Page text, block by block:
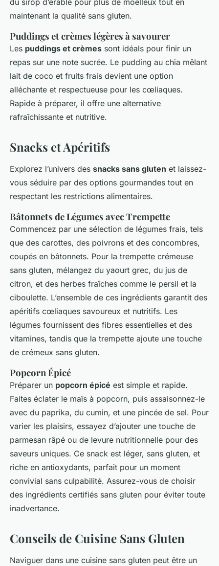
du sirop d’érable pour plus de moelleux tout en
maintenant la qualité sans gluten.
Puddings et crèmes légères à savourer
Les puddings et crèmes sont idéals pour finir un
repas sur une note sucrée. Le pudding au chia mêlant
lait de coco et fruits frais devient une option
alléchante et respectueuse pour les cœliaques.
Rapide à préparer, il offre une alternative
rafraîchissante et nutritive.
Snacks et Apéritifs
Explorez l’univers des snacks sans gluten et laissez-
vous séduire par des options gourmandes tout en
respectant les restrictions alimentaires.
Bâtonnets de Légumes avec Trempette
Commencez par une sélection de légumes frais, tels
que des carottes, des poivrons et des concombres,
coupés en bâtonnets. Pour la trempette crémeuse
sans gluten, mélangez du yaourt grec, du jus de
citron, et des herbes fraîches comme le persil et la
ciboulette. L’ensemble de ces ingrédients garantit des
apéritifs cœliaques savoureux et nutritifs. Les
légumes fournissent des fibres essentielles et des
vitamines, tandis que la trempette ajoute une touche
de crémeux sans gluten.
Popcorn Épicé
Préparer un popcorn épicé est simple et rapide.
Faites éclater le maïs à popcorn, puis assaisonnez-le
avec du paprika, du cumin, et une pincée de sel. Pour
varier les plaisirs, essayez d’ajouter une touche de
parmesan râpé ou de levure nutritionnelle pour des
saveurs uniques. Ce snack est léger, sans gluten, et
riche en antioxydants, parfait pour un moment
convivial sans culpabilité. Assurez-vous de choisir
des ingrédients certifiés sans gluten pour éviter toute
inadvertance.
Conseils de Cuisine Sans Gluten
Naviguer dans une cuisine sans gluten peut être un